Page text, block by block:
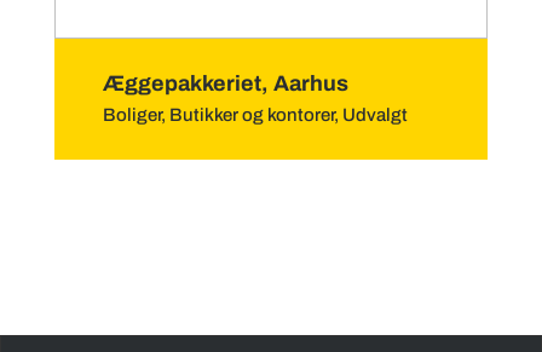
Æggepakkeriet, Aarhus
Boliger, Butikker og kontorer, Udvalgt